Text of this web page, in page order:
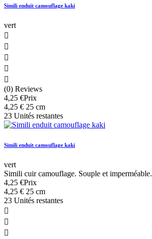
Simili enduit camouflage kaki
vert





(0) Reviews
4,25 €Prix
4,25 € 25 cm
23 Unités restantes
Simili enduit camouflage kaki
vert
Simili cuir camouflage. Souple et imperméable.
4,25 €Prix
4,25 € 25 cm
23 Unités restantes


